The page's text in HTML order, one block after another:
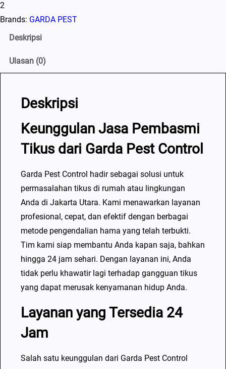
2
Brands: GARDA PEST
Deskripsi
Ulasan (0)
Deskripsi
Keunggulan Jasa Pembasmi
Tikus dari Garda Pest Control
Garda Pest Control hadir sebagai solusi untuk
permasalahan tikus di rumah atau lingkungan
Anda di Jakarta Utara. Kami menawarkan layanan
profesional, cepat, dan efektif dengan berbagai
metode pengendalian hama yang telah terbukti.
Tim kami siap membantu Anda kapan saja, bahkan
hingga 24 jam sehari. Dengan layanan ini, Anda
tidak perlu khawatir lagi terhadap gangguan tikus
yang dapat merusak kenyamanan hidup Anda.
Layanan yang Tersedia 24
Jam
Salah satu keunggulan dari Garda Pest Control